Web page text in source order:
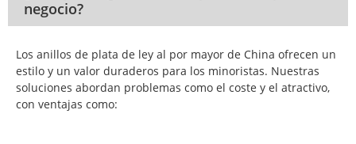
negocio?
Los anillos de plata de ley al por mayor de China ofrecen un
estilo y un valor duraderos para los minoristas. Nuestras
soluciones abordan problemas como el coste y el atractivo,
con ventajas como: